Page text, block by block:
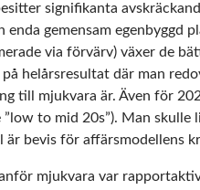
signifikanta
enda gemensam egenbyggd
via förvärv) växer de
helårsresultat där man
till mjukvara är. Även för
”low to mid 20s”). Man
är bevis för affärsmodellens
mjukvara var